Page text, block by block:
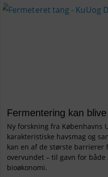
Fermentering kan
Ny forskning fra Københavns
karakteristiske havsmag og
kan en af de største
overvundet – til gavn for
bioøkonomi.